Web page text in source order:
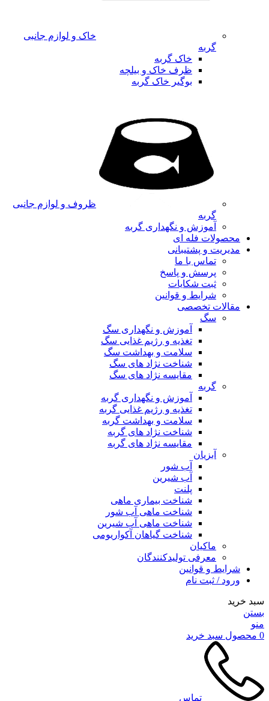
خاک و لوازم جانبی
گربه
خاک گربه
ظرف خاک و بیلچه
بوگیر خاک گربه
ظروف و لوازم جانبی
گربه
آموزش و نگهداری گربه
محصولات فله ای
مدیریت و پشتیبانی
تماس با ما
پرسش و پاسخ
ثبت شکایات
شرایط و قوانین
مقالات تخصصی
سگ
آموزش و نگهداری سگ
تغذیه و رژیم غذایی سگ
سلامت و بهداشت سگ
شناخت نژاد های سگ
مقایسه نژاد های سگ
گربه
آموزش و نگهداری گربه
تغذیه و رژیم غذایی گربه
سلامت و بهداشت گربه
شناخت نژاد های گربه
مقایسه نژاد های گربه
آبزیان
آب شور
آب شیرین
پلنت
شناخت بیماری ماهی
شناخت ماهی آب شور
شناخت ماهی آب شیرین
شناخت گیاهان آکواریومی
ماکیان
معرفی تولیدکنندگان
شرایط و قوانین
ورود / ثبت نام
سبد خرید
بستن
منو
0 محصول سبد خرید
تماس